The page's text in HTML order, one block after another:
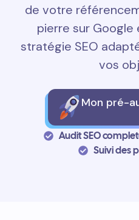
de votre
pierre sur Google
stratégie SEO
vos
Mon pré-
Audit SEO complet
Suivi des